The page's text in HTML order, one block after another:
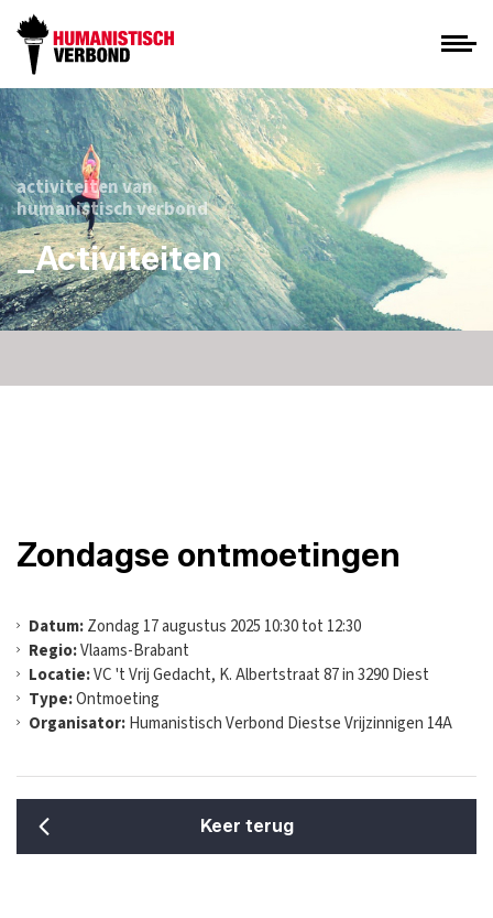
activiteiten van
humanistisch verbond
_Activiteiten
Zondagse ontmoetingen
Datum:Zondag 17 augustus 2025 10:30 tot 12:30
Regio:Vlaams-Brabant
Locatie:VC 't Vrij Gedacht, K. Albertstraat 87 in 3290 Diest
Type:Ontmoeting
Organisator:Humanistisch Verbond Diestse Vrijzinnigen 14A
Keer terug